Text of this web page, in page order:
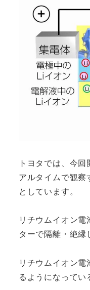
トヨタでは、今
アルタイムで観
としています。
リチウムイオン
ターで隔離・絶縁
リチウムイオン
るようになって